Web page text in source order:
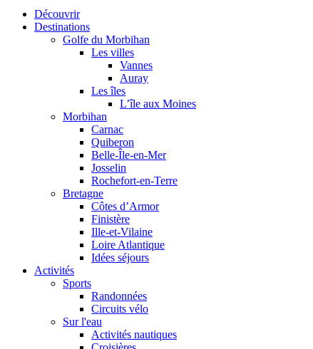
Découvrir
Destinations
Golfe du Morbihan
Les villes
Vannes
Auray
Les îles
L’île aux Moines
Morbihan
Carnac
Quiberon
Belle-Île-en-Mer
Josselin
Rochefort-en-Terre
Bretagne
Côtes d’Armor
Finistère
Ille-et-Vilaine
Loire Atlantique
Idées séjours
Activités
Sports
Randonnées
Circuits vélo
Sur l'eau
Activités nautiques